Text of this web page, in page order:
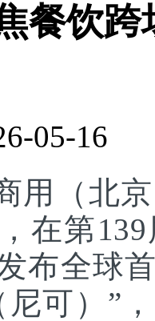
餐饮
05-16
用（北
在第
布全球
可）”